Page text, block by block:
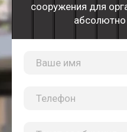
сооружения для